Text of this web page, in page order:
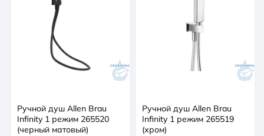
Ручной душ Allen Brau
Infinity 1 режим 265520
(черный матовый)
Ручной душ Allen Brau
Infinity 1 режим 265519
(хром)